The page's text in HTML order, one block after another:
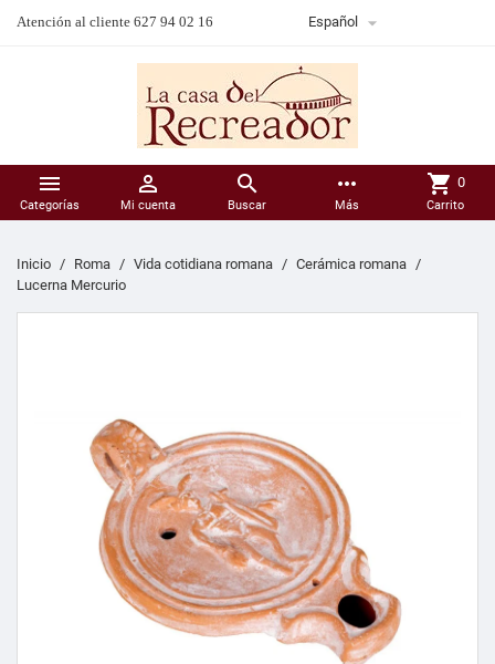
Atención al cliente 627 94 02 16 Español 

Categorías

Mi cuenta

Buscar
more_horiz
Más
shopping_cart 0
Carrito
Inicio Roma Vida cotidiana romana
Cerámica romana
Lucerna Mercurio